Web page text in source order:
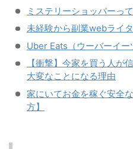
ミステリーショッパーっ
未経験から副業webライ
Uber Eats（ウーバーイ
【衝撃】今家を買う人が
大変なことになる理由
家にいてお金を稼ぐ安全
方】